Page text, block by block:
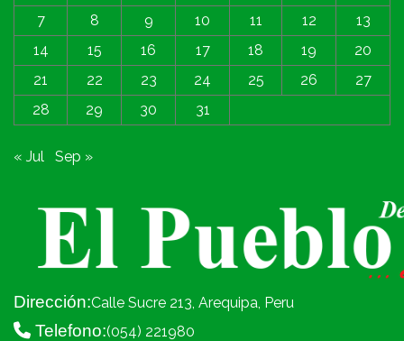
7
8 9 10 11 12
13
14
15 16 17 18 19
20
21
22 23 24 25 26
27
28
29 30 31
« Jul Sep »
Dirección:Calle Sucre 213, Arequipa, Peru
Telefono:(054) 221980